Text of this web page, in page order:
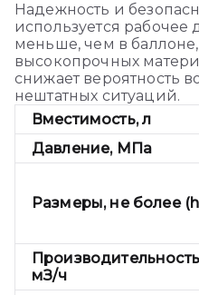
Надежность и
используется рабочее
меньше, чем в баллоне,
высокопрочных
снижает вероятность
нештатных ситуаций.
Вместимость, л
Давление, МПа
Размеры, не более
мЗ/ч